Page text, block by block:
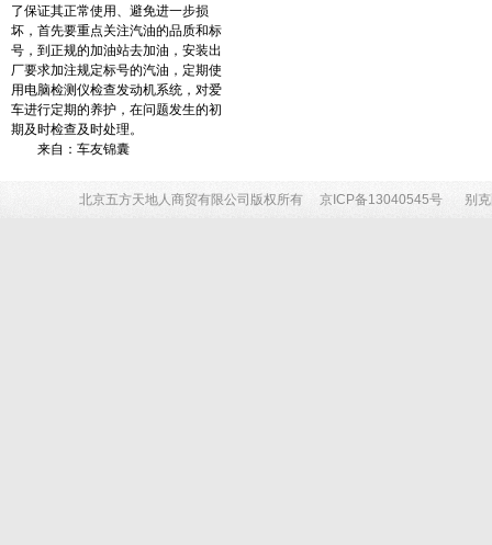
了保证其正常使用、避免进一步损
坏，首先要重点关注汽油的品质和标
号，到正规的加油站去加油，安装出
厂要求加注规定标号的汽油，定期使
用电脑检测仪检查发动机系统，对爱
车进行定期的养护，在问题发生的初
期及时检查及时处理。
来自：车友锦囊
北京五方天地人商贸有限公司版权所有 京ICP备13040545号 别